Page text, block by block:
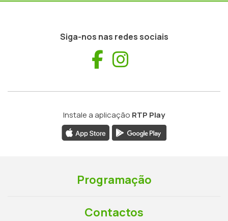
Siga-nos nas redes sociais
Facebook
Instale a aplicação RTP Play
Programação
Contactos